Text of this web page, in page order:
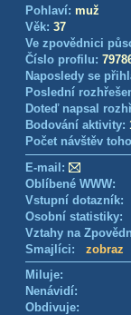
Pohlaví: muž
Věk: 37
Ve zpovědnici
Číslo profilu:
Naposledy se
Poslední
Doteď napsal
Bodování aktivity:
Počet návštěv
E-mail:
Oblíbené WWW:
Vstupní
Osobní
Vztahy na
Smajlíci: zobraz
Miluje:
Nenávidí:
Obdivuje: